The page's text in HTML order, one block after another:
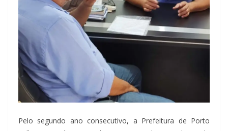
Pelo segundo ano consecutivo, a Prefeitura de Porto